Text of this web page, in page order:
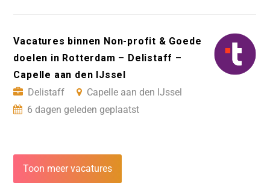
Vacatures binnen Non-profit & Goede
doelen in Rotterdam – Delistaff –
Capelle aan den IJssel
Delistaff
Capelle aan den IJssel
6 dagen geleden geplaatst
Toon meer vacatures